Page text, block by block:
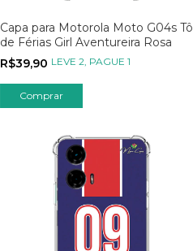
Capa para Motorola Moto G04s Tô
de Férias Girl Aventureira Rosa
R$39,90 LEVE 2, PAGUE 1
Comprar